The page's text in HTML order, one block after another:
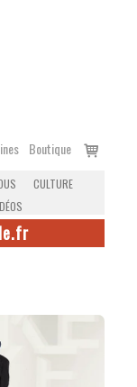
Boutique
Voir
CULTURE